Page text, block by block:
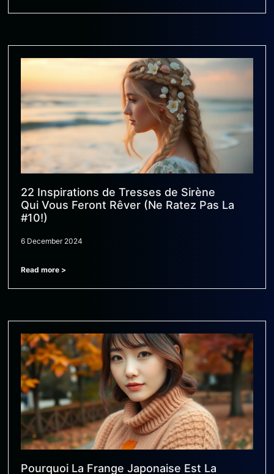
22 Inspirations de Tresses de Sirène
Qui Vous Feront Rêver (Ne Ratez Pas La
#10!)
6 December 2024
Read more >
Pourquoi La Frange Japonaise Est La